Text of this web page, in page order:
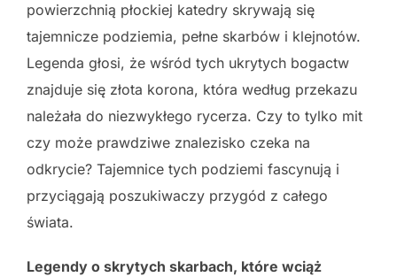
powierzchnią płockiej katedry skrywają się
tajemnicze podziemia, pełne skarbów i klejnotów.
Legenda głosi, że wśród tych ukrytych bogactw
znajduje się złota korona, która według przekazu
należała do niezwykłego rycerza. Czy to tylko mit
czy może prawdziwe znalezisko czeka na
odkrycie? Tajemnice tych podziemi fascynują i
przyciągają poszukiwaczy przygód z całego
świata.
Legendy o skrytych skarbach, które wciąż